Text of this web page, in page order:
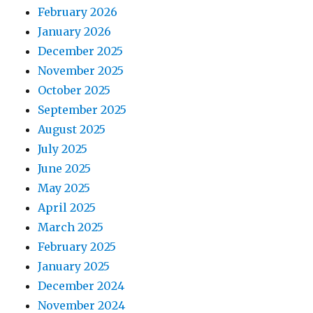
February 2026
January 2026
December 2025
November 2025
October 2025
September 2025
August 2025
July 2025
June 2025
May 2025
April 2025
March 2025
February 2025
January 2025
December 2024
November 2024